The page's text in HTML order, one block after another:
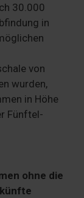
30.000
in
von
wurden,
in Höhe
Fünftel-
ohne die